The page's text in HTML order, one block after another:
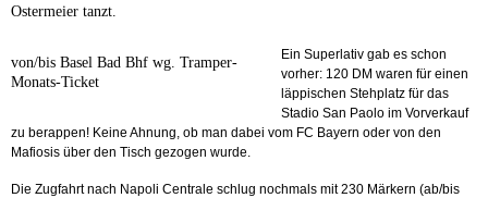
Ostermeier tanzt.
von/bis Basel Bad Bhf wg. Tramper-
Monats-Ticket
Ein Superlativ gab es schon
vorher: 120 DM waren für einen
läppischen Stehplatz für das
Stadio San Paolo im Vorverkauf
zu berappen! Keine Ahnung, ob man dabei vom FC Bayern oder von den
Mafiosis über den Tisch gezogen wurde.
Die Zugfahrt nach Napoli Centrale schlug nochmals mit 230 Märkern (ab/bis